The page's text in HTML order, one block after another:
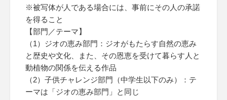
※被写体が人である場合には、事前にその人の承諾
を得ること
【部門／テーマ】
（1）ジオの恵み部門：ジオがもたらす自然の恵み
と歴史や文化、また、その恩恵を受けて暮らす人と
動植物の関係を伝える作品
（2）子供チャレンジ部門（中学生以下のみ）：テ
ーマは「ジオの恵み部門」と同じ